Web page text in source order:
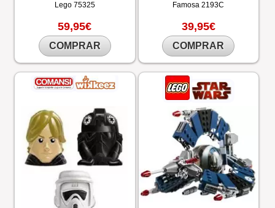
Lego 75325
59,95€
COMPRAR
Famosa2193C
39,95€
COMPRAR